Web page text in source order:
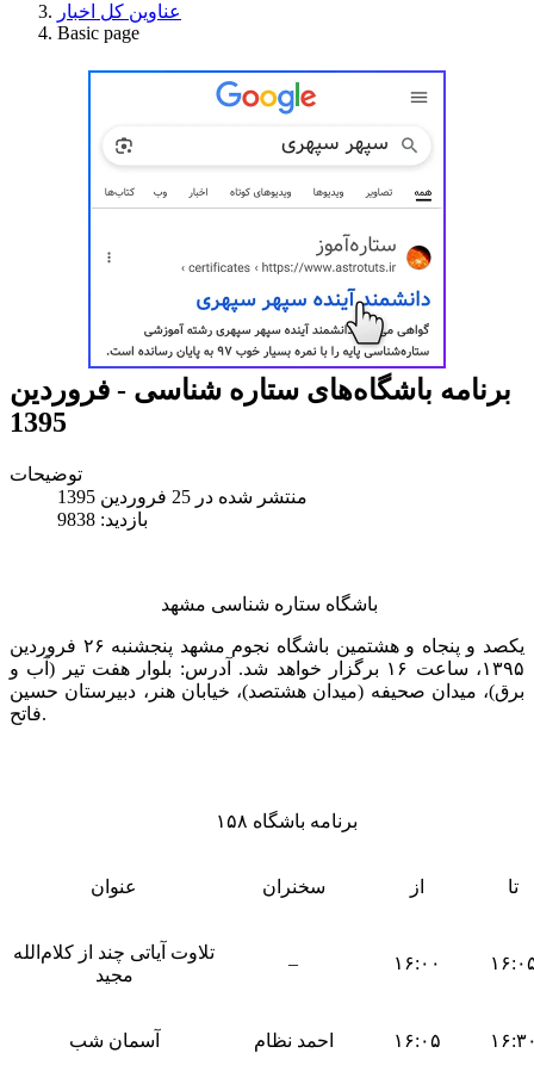
عناوین کل اخبار
Basic page
برنامه باشگاه‌های ستاره شناسی - فروردین
1395
توضیحات
منتشر شده در 25 فروردين 1395
بازدید: 9838
باشگاه ستاره شناسی مشهد
یکصد و پنجاه و هشتمین باشگاه نجوم مشهد پنجشنبه ۲۶ فروردین
۱۳۹۵، ساعت ۱۶ برگزار خواهد شد. آدرس: بلوار هفت تیر (آب و
برق)، میدان صحیفه (میدان هشتصد)، خیابان هنر، دبیرستان حسین
فاتح.
برنامه باشگاه ۱۵۸
عنوان سخنران از تا
تلاوت آیاتی چند از کلام‌الله
مجید
– ۱۶:۰۰
آسمان شب احمد نظام ۱۶:۰۵